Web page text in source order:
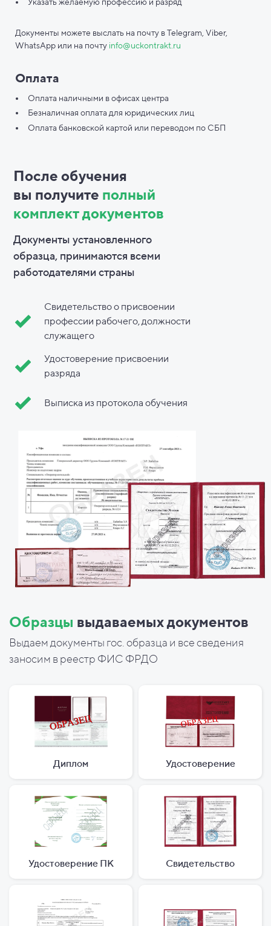
Документы можете выслать на почту в Telegram, Viber,
WhatsApp или на почту info@uckontrakt.ru
Оплата
Оплата наличными в офисах центра
Безналичная оплата для юридических лиц
Оплата банковской картой или переводом по СБП
После обучения
вы получите полный
комплект документов
Документы установленного
образца, принимаются всеми
работодателями страны
Свидетельство о присвоении
профессии рабочего, должности
служащего
Удостоверение присвоении
разряда
Выписка из протокола обучения
Образцы выдаваемых документов
Выдаем документы гос. образца и все сведения
заносим в реестр ФИС ФРДО
Диплом Удостоверение
Удостоверение ПК Свидетельство